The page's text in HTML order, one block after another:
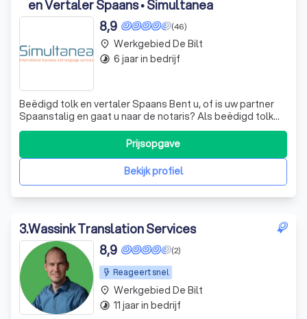
en Vertaler Spaans • Simultanea
(46)
8,9
Beëdigd tolk en vertaler Spaans Bent u, of is uw partner
Spaanstalig en gaat u naar de notaris? Als beëdigd tolk
Spaans sta ik u graag bij tijdens het passeren van een
leveringsakte, hypotheekakte, samenlevingscontract,
testament, huwelijkse voorwaarden of andere notariële
akte. ‍ ‍Juridisch gespeciBekijk profiel
Prijsopgave
place Werkgebied De Bilt
timelapse 6 jaar in bedrijf
3.Wassink Translation Services
Reageert snel
(2)
8,9
place Werkgebied De Bilt
timelapse 11 jaar in bedrijf